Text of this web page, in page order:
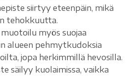
siirtyy eteenpäin, mikä
tehokkuutta.
myös suojaa
alueen pehmytkudoksia
jopa herkimmillä hevosilla.
säilyy kuolaimissa, vaikka